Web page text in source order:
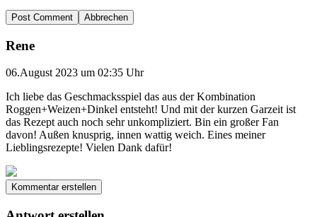
Abbrechen
Rene
06.August 2023 um 02:35 Uhr
Ich liebe das Geschmacksspiel das aus der Kombination
Roggen+Weizen+Dinkel entsteht! Und mit der kurzen Garzeit ist
das Rezept auch noch sehr unkompliziert. Bin ein großer Fan
davon! Außen knusprig, innen wattig weich. Eines meiner
Lieblingsrezepte! Vielen Dank dafür!
Kommentar erstellen